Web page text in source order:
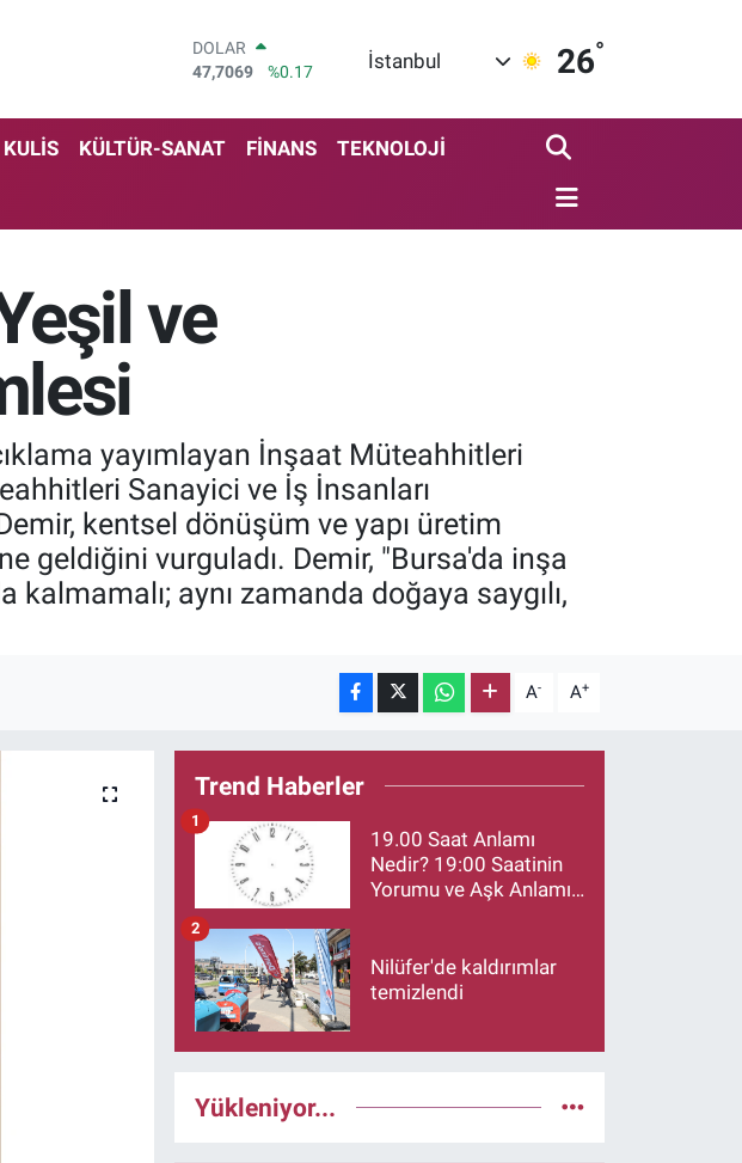
DOLAR
47,7069
%0.17
55,0265
%0.01
STERLİN
64.360,53
İstanbul 26°
KULİS KÜLTÜR-SANAT FİNANS TEKNOLOJİ
ve
yayımlayan İnşaat Müteahhitleri
Sanayici ve İş İnsanları
kentsel dönüşüm ve yapı üretim
geldiğini vurguladı. Demir, "Bursa'da inşa
aynı zamanda doğaya saygılı,
A- A+
Trend Haberler
19.00 Saat Anlamı
Nedir? 19:00 Saatinin
Yorumu ve Aşk Anlamı
1
Nilüfer'de kaldırımlar
temizlendi
2
Yükleniyor...